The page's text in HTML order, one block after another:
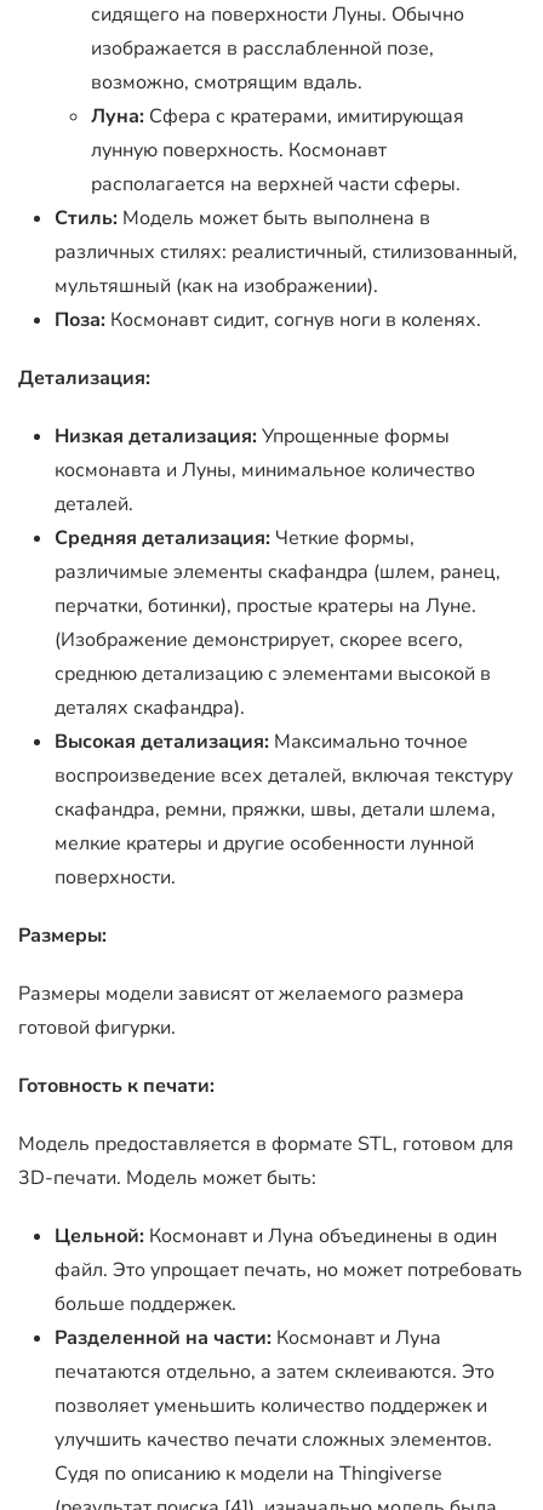
сидящего на поверхности Луны. Обычно
изображается в расслабленной позе,
возможно, смотрящим вдаль.
Луна: Сфера с кратерами, имитирующая
лунную поверхность. Космонавт
располагается на верхней части сферы.
Стиль: Модель может быть выполнена в
различных стилях: реалистичный, стилизованный,
мультяшный (как на изображении).
Поза: Космонавт сидит, согнув ноги в коленях.
Детализация:
Низкая детализация:Упрощенные формы
космонавта и Луны, минимальное количество
деталей.
Средняя детализация: Четкие формы,
различимые элементы скафандра (шлем, ранец,
перчатки, ботинки), простые кратеры на Луне.
(Изображение демонстрирует, скорее всего,
среднюю детализацию с элементами высокой в
деталях скафандра).
Высокая детализация: Максимально точное
воспроизведение всех деталей, включая текстуру
скафандра, ремни, пряжки, швы, детали шлема,
мелкие кратеры и другие особенности лунной
поверхности.
Размеры:
Размеры модели зависят от желаемого размера
готовой фигурки.
Готовность к печати:
Модель предоставляется в формате STL, готовом для
3D-печати. Модель может быть:
Цельной: Космонавт и Луна объединены в один
файл. Это упрощает печать, но может потребовать
больше поддержек.
Разделенной на части: Космонавт и Луна
печатаются отдельно, а затем склеиваются. Это
позволяет уменьшить количество поддержек и
улучшить качество печати сложных элементов.
Судя по описанию к модели на Thingiverse